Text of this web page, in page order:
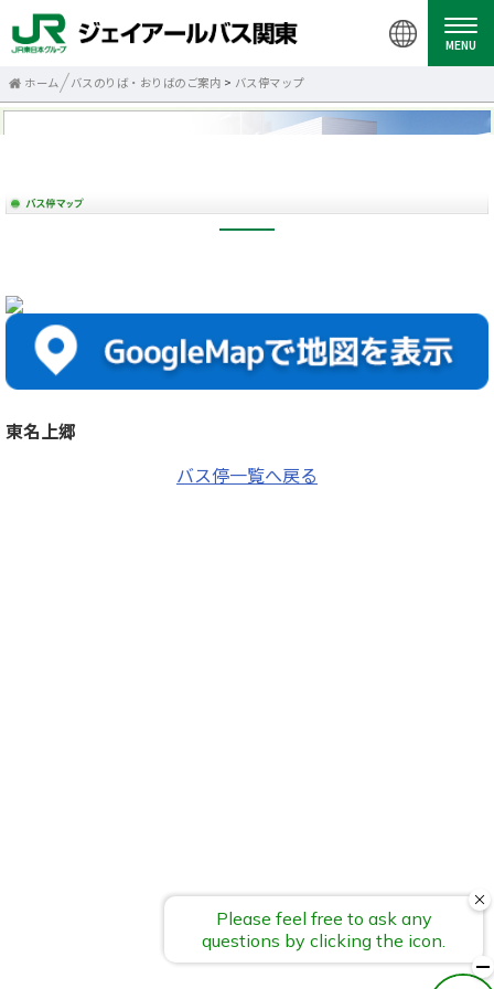
MENU
ホーム バスのりば・おりばのご案内 > バス停マップ
東名上郷
バス停一覧へ戻る